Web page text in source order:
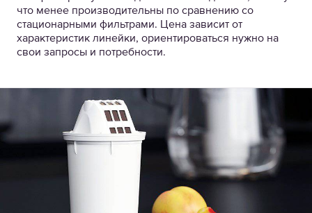
что менее производительны по сравнению со
стационарными фильтрами. Цена зависит от
характеристик линейки, ориентироваться нужно на
свои запросы и потребности.